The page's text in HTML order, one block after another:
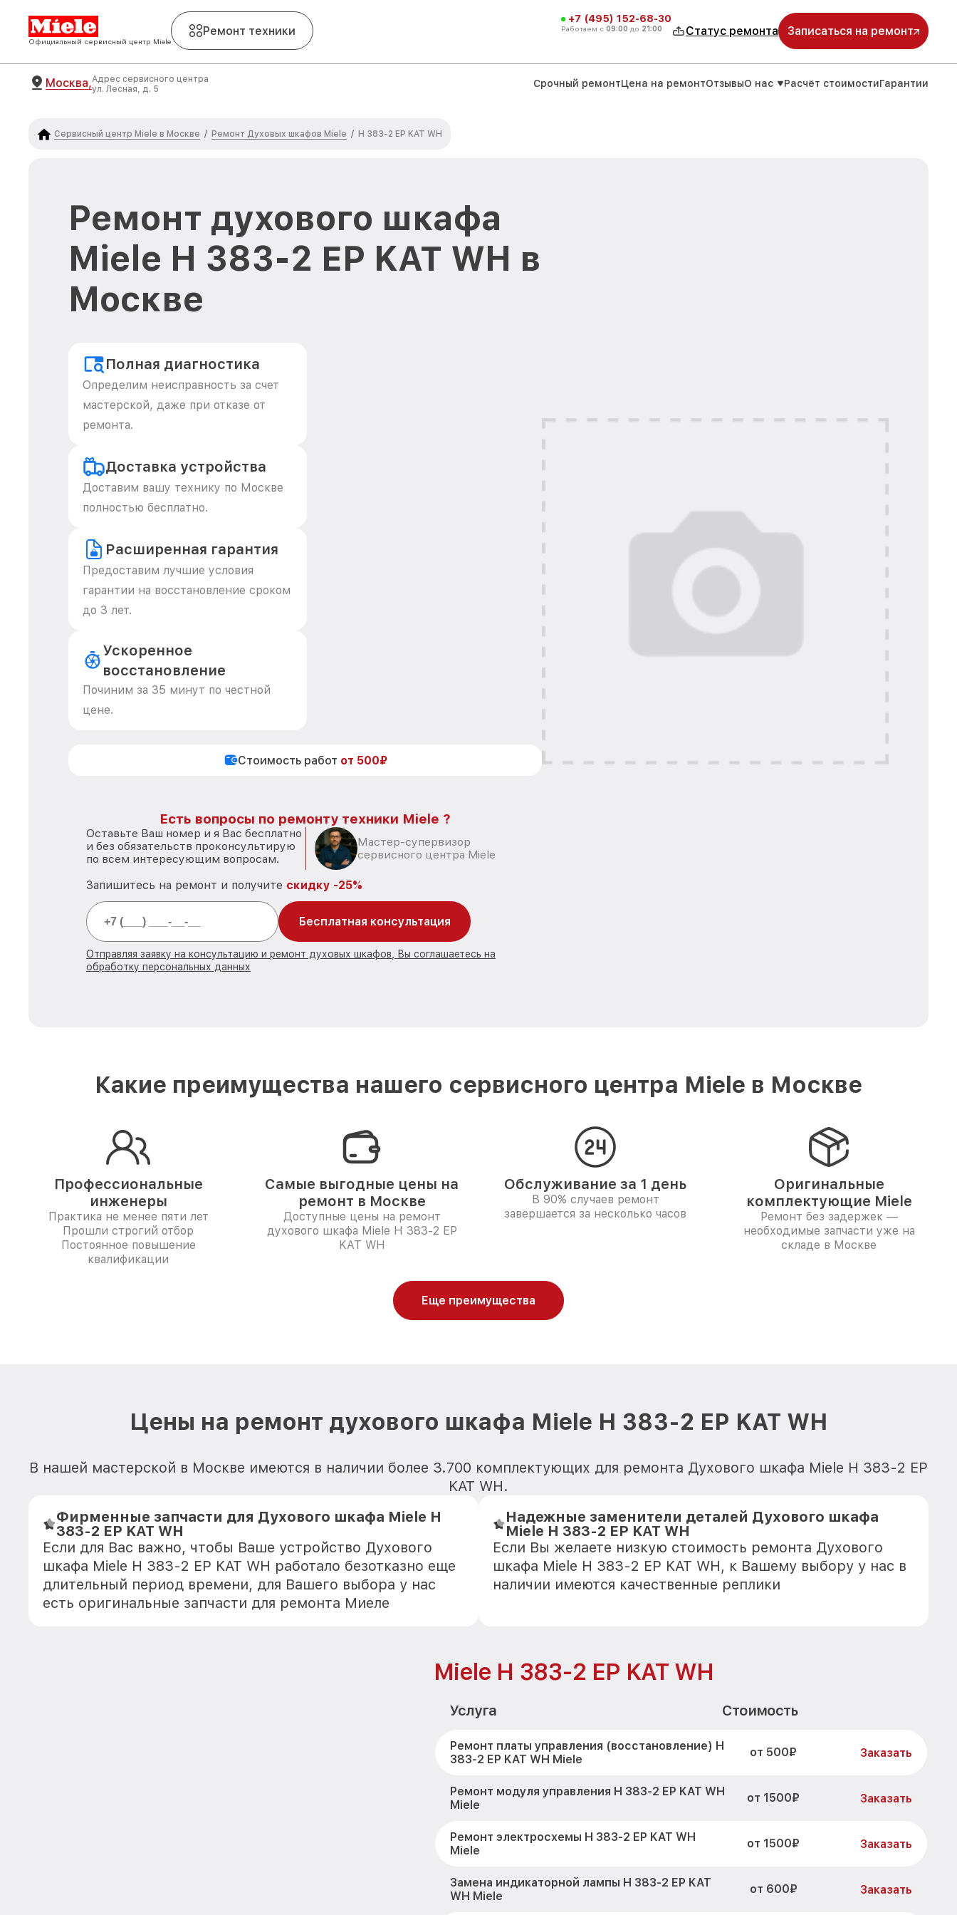
Официальный сервисный центр Miele
Ремонт техники
+7 (495) 152-68-30
Работаем с 09:00 до 21:00 Статус ремонта Записаться на ремонт
Москва,Адрес сервисного центра
ул. Лесная, д. 5
Срочный ремонтЦена на ремонтОтзывыО нас Расчёт стоимостиГарантии
Сервисный центр Miele в Москве / Ремонт Духовых шкафов Miele / H 383-2 EP KAT WH
Ремонт духового шкафа
Miele H 383-2 EP KAT WH в
Москве
Полная диагностика
Определим неисправность за счет
мастерской, даже при отказе от
ремонта.
Доставка устройства
Доставим вашу технику по Москве
полностью бесплатно.
Расширенная гарантия
Предоставим лучшие условия
гарантии на восстановление сроком
до 3 лет.
Ускоренное
восстановление
Починим за 35 минут по честной
цене.
Стоимость работ от 500₽
Есть вопросы по ремонту техники Miele ?
Оставьте Ваш номер и я Вас бесплатно
и без обязательств проконсультирую
по всем интересующим вопросам.
Мастер-супервизор
сервисного центра Miele
Запишитесь на ремонт и получите скидку -25%
Бесплатная консультация
Отправляя заявку на консультацию и ремонт духовых шкафов, Вы соглашаетесь на
обработку персональных данных
Какие преимущества нашего сервисного центра Miele в Москве
Профессиональные
инженеры
Практика не менее пяти лет
Прошли строгий отбор
Постоянное повышение
квалификации
Самые выгодные цены на
ремонт в Москве
Доступные цены на ремонт
духового шкафа Miele H 383-2 EP
KAT WH
Обслуживание за 1 день
В 90% случаев ремонт
завершается за несколько часов
Оригинальные
комплектующие Miele
Ремонт без задержек —
необходимые запчасти уже на
складе в Москве
Еще преимущества
Цены на ремонт духового шкафа Miele H 383-2 EP KAT WH
В нашей мастерской в Москве имеются в наличии более 3.700 комплектующих для ремонта Духового шкафа Miele H 383-2 EP
KAT WH.
Фирменные запчасти для Духового шкафа Miele H
383-2 EP KAT WH
Если для Вас важно, чтобы Ваше устройство Духового
шкафа Miele H 383-2 EP KAT WH работало безотказно еще
длительный период времени, для Вашего выбора у нас
есть оригинальные запчасти для ремонта Миеле
Надежные заменители деталей Духового шкафа
Miele H 383-2 EP KAT WH
Если Вы желаете низкую стоимость ремонта Духового
шкафа Miele H 383-2 EP KAT WH, к Вашему выбору у нас в
наличии имеются качественные реплики
Miele H 383-2 EP KAT WH
Услуга Стоимость
Ремонт платы управления (восстановление) H
383-2 EP KAT WH Miele
от 500₽ Заказать
Ремонт модуля управления H 383-2 EP KAT WH
Miele
от 1500₽ Заказать
Ремонт электросхемы H 383-2 EP KAT WH
Miele
от 1500₽ Заказать
Замена индикаторной лампы H 383-2 EP KAT
WH Miele
от 600₽ Заказать